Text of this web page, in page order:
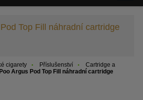
Top Fill náhradní cartridge
cigarety Příslušenství
Cartridge a
Argus Pod Top Fill náhradní cartridge